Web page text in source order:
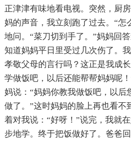
正津津有味地看电视。突然，厨
妈的声音，我立刻跑了过去。“怎
地问。“菜刀切到手了。”妈妈回
知道妈妈平日里受过几次伤了。
孝敬父母的言行吗？这正是我成
学做饭吧，以后还能帮帮妈妈呢
妈说：“妈妈你教我做饭吧，以后
做了。”这时妈妈的脸上再也看不
着对我说：“好呀！”说完，我就
步地学。终于把饭做好了。爸爸